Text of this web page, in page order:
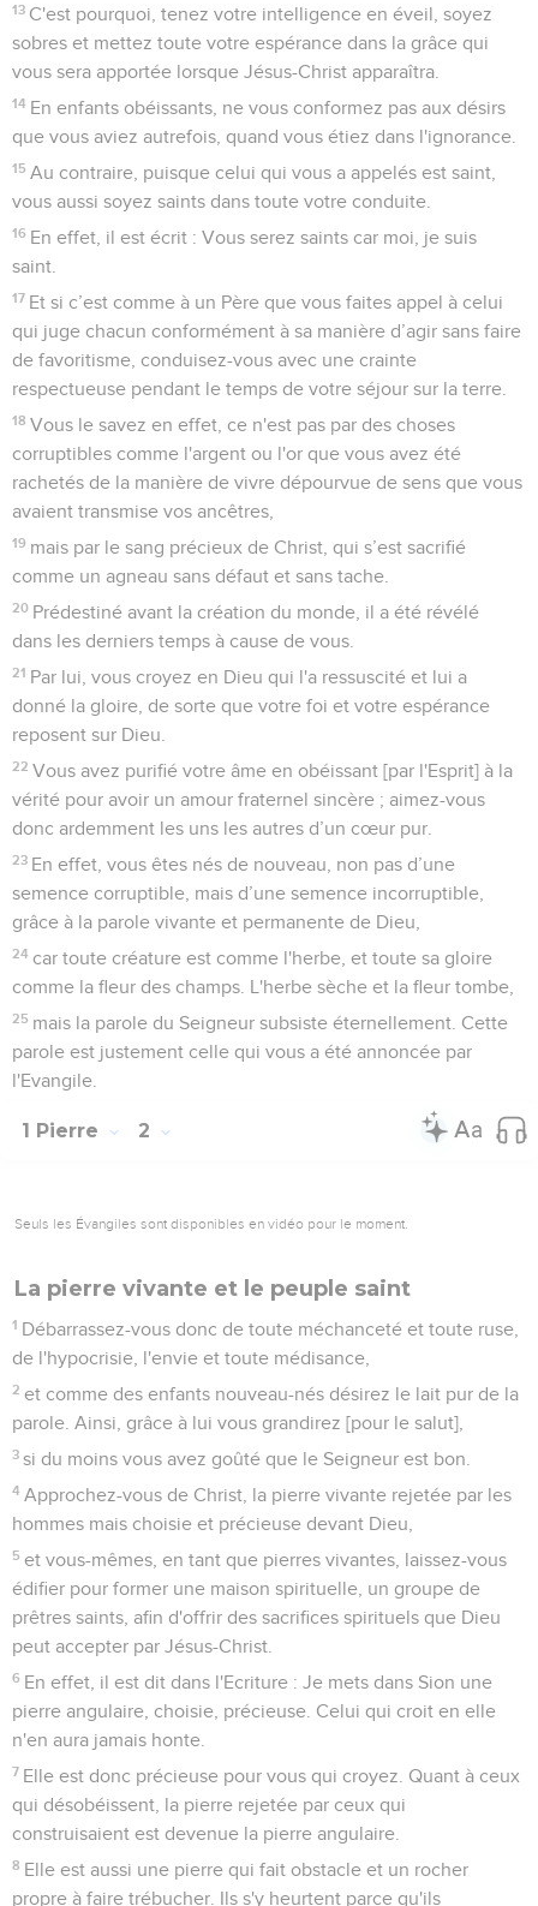
13 C'est pourquoi, tenez votre intelligence en éveil, soyez
sobres et mettez toute votre espérance dans la grâce qui
vous sera apportée lorsque Jésus-Christ apparaîtra.
14 En enfants obéissants, ne vous conformez pas aux désirs
que vous aviez autrefois, quand vous étiez dans l'ignorance.
15 Au contraire, puisque celui qui vous a appelés est saint,
vous aussi soyez saints dans toute votre conduite.
16 En effet, il est écrit : Vous serez saints car moi, je suis
saint.
17 Et si c’est comme à un Père que vous faites appel à celui
qui juge chacun conformément à sa manière d’agir sans faire
de favoritisme, conduisez-vous avec une crainte
respectueuse pendant le temps de votre séjour sur la terre.
18 Vous le savez en effet, ce n'est pas par des choses
corruptibles comme l'argent ou l'or que vous avez été
rachetés de la manière de vivre dépourvue de sens que vous
avaient transmise vos ancêtres,
19 mais par le sang précieux de Christ, qui s’est sacrifié
comme un agneau sans défaut et sans tache.
20 Prédestiné avant la création du monde, il a été révélé
dans les derniers temps à cause de vous.
21 Par lui, vous croyez en Dieu qui l'a ressuscité et lui a
donné la gloire, de sorte que votre foi et votre espérance
reposent sur Dieu.
22 Vous avez purifié votre âme en obéissant [par l'Esprit] à la
vérité pour avoir un amour fraternel sincère ; aimez-vous
donc ardemment les uns les autres d’un cœur pur.
23 En effet, vous êtes nés de nouveau, non pas d’une
semence corruptible, mais d’une semence incorruptible,
grâce à la parole vivante et permanente de Dieu,
24 car toute créature est comme l'herbe, et toute sa gloire
comme la fleur des champs. L'herbe sèche et la fleur tombe,
25 mais la parole du Seigneur subsiste éternellement. Cette
parole est justement celle qui vous a été annoncée par
l'Evangile.
1 Pierre 2
Seuls les Évangiles sont disponibles en vidéo pour le moment.
La pierre vivante et le peuple saint
1 Débarrassez-vous donc de toute méchanceté et toute ruse,
de l'hypocrisie, l'envie et toute médisance,
2 et comme des enfants nouveau-nés désirez le lait pur de la
parole. Ainsi, grâce à lui vous grandirez [pour le salut],
3 si du moins vous avez goûté que le Seigneur est bon.
4 Approchez-vous de Christ, la pierre vivante rejetée par les
hommes mais choisie et précieuse devant Dieu,
5 et vous-mêmes, en tant que pierres vivantes, laissez-vous
édifier pour former une maison spirituelle, un groupe de
prêtres saints, afin d'offrir des sacrifices spirituels que Dieu
peut accepter par Jésus-Christ.
6 En effet, il est dit dans l'Ecriture : Je mets dans Sion une
pierre angulaire, choisie, précieuse. Celui qui croit en elle
n'en aura jamais honte.
7 Elle est donc précieuse pour vous qui croyez. Quant à ceux
qui désobéissent, la pierre rejetée par ceux qui
construisaient est devenue la pierre angulaire.
8 Elle est aussi une pierre qui fait obstacle et un rocher
propre à faire trébucher. Ils s'y heurtent parce qu'ils